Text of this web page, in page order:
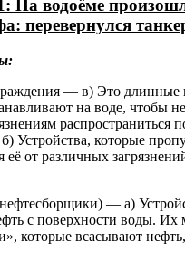
На водоёме
перевернулся
— в) Это длинные
на воде, чтобы
распространиться
Устройства, которые
её от различных
— а)
с поверхности воды. Их
которые всасывают